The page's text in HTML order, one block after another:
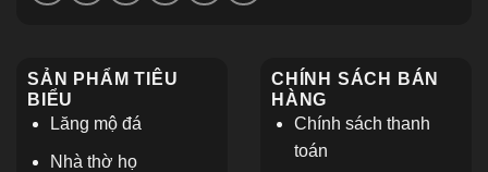
SẢN PHẨM TIÊU
BIỂU
Lăng mộ đá
Nhà thờ họ
CHÍNH SÁCH BÁN
HÀNG
Chính sách thanh
toán